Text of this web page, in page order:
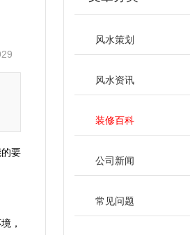
要
，
风水策划
风水资讯
装修百科
公司新闻
常见问题